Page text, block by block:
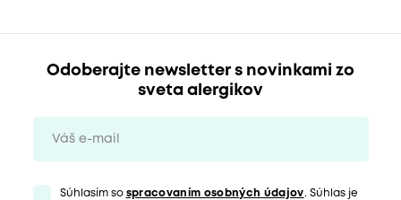
Odoberajte newsletter s novinkami zo
sveta alergikov
Súhlasím so spracovaním osobných údajov. Súhlas je